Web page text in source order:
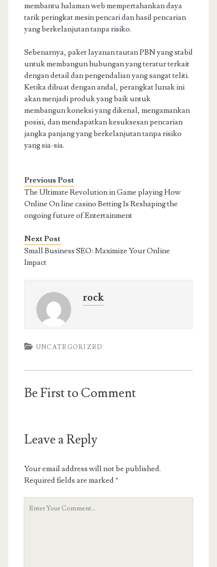
membantu halaman web mempertahankan daya
tarik peringkat mesin pencari dan hasil pencarian
yang berkelanjutan tanpa risiko.
Sebenarnya, paket layanan tautan PBN yang stabil
untuk membangun hubungan yang teratur terkait
dengan detail dan pengendalian yang sangat teliti.
Ketika dibuat dengan andal, perangkat lunak ini
akan menjadi produk yang baik untuk
membangun koneksi yang dikenal, mengamankan
posisi, dan mendapatkan kesuksesan pencarian
jangka panjang yang berkelanjutan tanpa risiko
yang sia-sia.
Previous Post
The Ultimate Revolution in Game playing How
Online On line casino Betting Is Reshaping the
ongoing future of Entertainment
Next Post
Small Business SEO: Maximize Your Online
Impact
rock
UNCATEGORIZED
Be First to Comment
Leave a Reply
Your email address will not be published.
Required fields are marked*
Your